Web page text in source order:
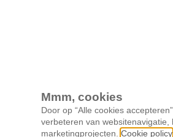
Mmm, cookies
Door op “Alle cookies
verbeteren van
marketingprojecten. Cookie policy